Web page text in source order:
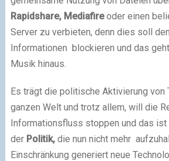
Rapidshare, Mediafireoder einen
Server zu verbieten, denn dies soll
Informationen blockieren und das
Musik hinaus.
Es trägt die politische Aktivierung von
ganzen Welt und trotz allem, will die
Informationsfluss stoppen und das ist
der Politik,die nun nicht mehr
Einschränkung generiert neue